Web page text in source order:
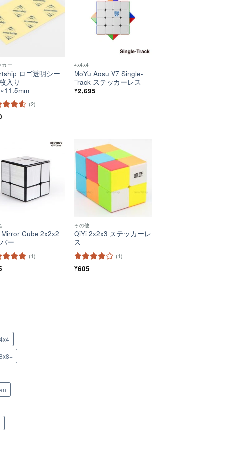
ほし
い！
カー
ロゴ透明シー
入り
中
(2)
4x4x4
MoYu Aosu V7 Single-
Track ステッカーレス
¥2,695
ほし
い！
Cube 2x2x2
ー
中
(1)
ほし
い！
その他
QiYi 2x2x3 ステッカーレ
ス
5段階中
(1)
¥605